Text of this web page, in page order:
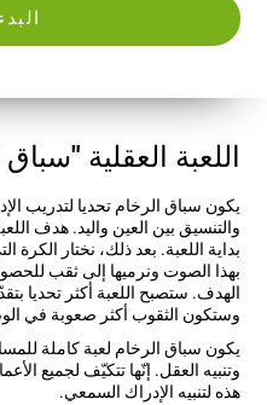
اللعبة العقلية
يكون سباق الرخام تحديا لتدريب
والتنسيق بين العين واليد. هدف
بداية اللعبة. بعد ذلك، نختار الكرة
بهذا الصوت ونرميها إلى ثقب
الهدف. ستصبح اللعبة أكثر تحديا
وستكون الثقوب أكثر صعوبة في
يكون سباق الرخام لعبة كاملة
وتنبيه العقل. إنّها تتكيّف لجميع
هذه لتنبيه الإدراك السمعي.